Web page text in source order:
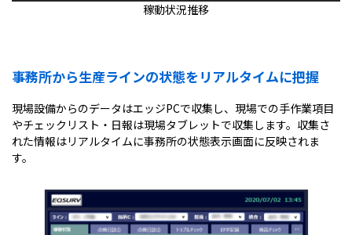
稼動状況推移
事務所から生産ラインの状態をリアルタイムに把握
現場設備からのデータはエッジPCで収集し、現場での手作業項目
やチェックリスト・日報は現場タブレットで収集します。収集さ
れた情報はリアルタイムに事務所の状態表示画面に反映されま
す。